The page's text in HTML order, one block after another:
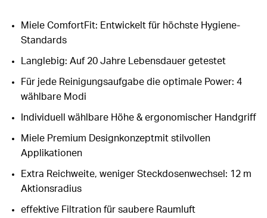
Miele ComfortFit: Entwickelt für höchste Hygiene-
Standards
Langlebig: Auf 20 Jahre Lebensdauer getestet
Für jede Reinigungsaufgabe die optimale Power: 4
wählbare Modi
Individuell wählbare Höhe & ergonomischer Handgriff
Miele Premium Designkonzeptmit stilvollen
Applikationen
Extra Reichweite, weniger Steckdosenwechsel: 12 m
Aktionsradius
effektive Filtration für saubere Raumluft